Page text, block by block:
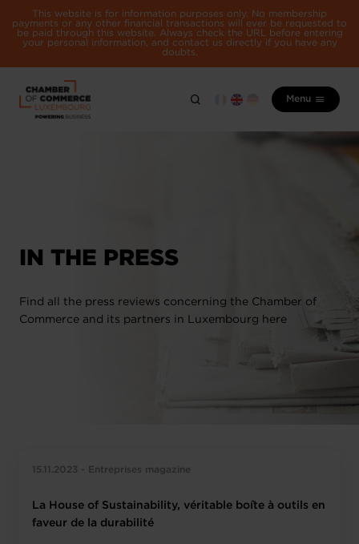
This website is for information purposes only. No membership
payments or any other financial transactions will ever be requested to
be paid through this website. Always check the URL before entering
your personal information, and contact us directly if you have any
doubts.
Menu
IN THE PRESS
Find all the press reviews concerning the Chamber of
Commerce and its partners in Luxembourg here
15.11.2023 - Entreprises magazine
La House of Sustainability, véritable boîte à outils en
faveur de la durabilité